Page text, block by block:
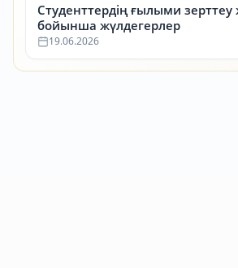
Студенттердің ғылыми
бойынша жүлдегерлер
19.06.2026